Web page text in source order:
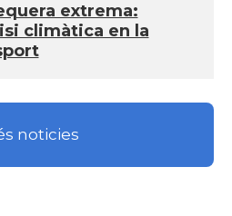
extrema:
climàtica en la
noticies